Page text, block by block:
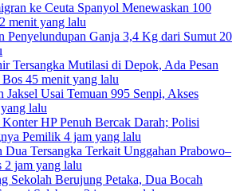
ke Ceuta Spanyol Menewaskan 100
menit yang lalu
Penyelundupan Ganja 3,4 Kg dari Sumut 20
Tersangka Mutilasi di Depok, Ada Pesan
45 menit yang lalu
Jaksel Usai Temuan 995 Senpi, Akses
lalu
HP Penuh Bercak Darah; Polisi
Pemilik 4 jam yang lalu
Dua Tersangka Terkait Unggahan Prabowo–
2 jam yang lalu
Sekolah Berujung Petaka, Dua Bocah